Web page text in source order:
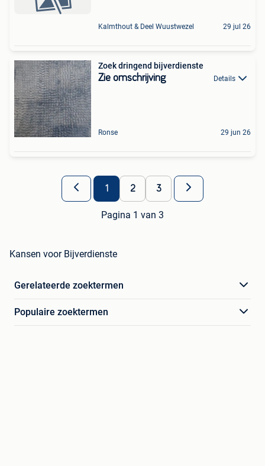
Kalmthout & Deel Wuustwezel 29 jul 26
Zoek dringend bijverdienste
Zie omschrijving Details
Ronse 29 jun 26
1 2 3
Pagina 1 van 3
Kansen voor Bijverdienste
Gerelateerde zoektermen
Populaire zoektermen